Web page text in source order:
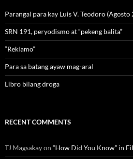
Parangal para kay Luis V. Teodoro
SRN 191, peryodismo at “pekeng balita”
“Reklamo”
Para sa batang ayaw mag-aral
Libro bilang droga
RECENT COMMENTS
TJ Magsakayon “How Did You Know” in